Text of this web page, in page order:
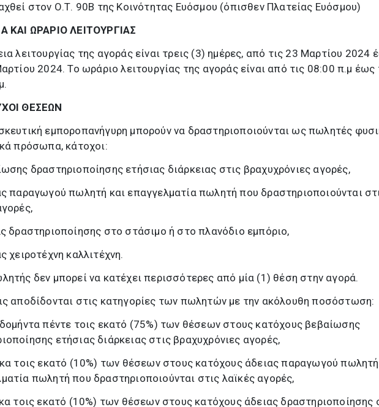
στον Ο.Τ. 90Β της Κοινότητας Ευόσμου (όπισθεν Πλατείας Ευόσμου)
ΚΑΙ ΩΡΑΡΙΟ ΛΕΙΤΟΥΡΓΙΑΣ
λειτουργίας της αγοράς είναι τρεις (3) ημέρες, από τις 23 Μαρτίου 2024
2024. Το ωράριο λειτουργίας της αγοράς είναι από τις 08:00 π.μ έως
ΘΕΣΕΩΝ
εμποροπανήγυρη μπορούν να δραστηριοποιούνται ως πωλητές
πρόσωπα, κάτοχοι:
δραστηριοποίησης ετήσιας διάρκειας στις βραχυχρόνιες αγορές,
παραγωγού πωλητή και επαγγελματία πωλητή που δραστηριοποιούνται
δραστηριοποίησης στο στάσιμο ή στο πλανόδιο εμπόριο,
χειροτέχνη καλλιτέχνη.
δεν μπορεί να κατέχει περισσότερες από μία (1) θέση στην αγορά.
αποδίδονται στις κατηγορίες των πωλητών με την ακόλουθη ποσόστωση:
πέντε τοις εκατό (75%) των θέσεων στους κατόχους βεβαίωσης
ετήσιας διάρκειας στις βραχυχρόνιες αγορές,
τοις εκατό (10%) των θέσεων στους κατόχους άδειας παραγωγού πωλητή
πωλητή που δραστηριοποιούνται στις λαϊκές αγορές,
τοις εκατό (10%) των θέσεων στους κατόχους άδειας δραστηριοποίησης